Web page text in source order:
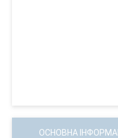
ОСНОВНА